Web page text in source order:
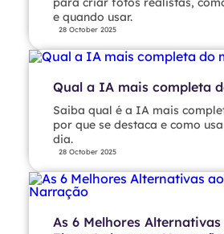
e quando usar.
28 October 2025
Qual a IA mais completa
Saiba qual é a IA mais
por que se destaca e como
dia.
28 October 2025
As 6 Melhores